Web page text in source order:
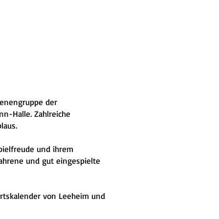
der
Halle. Zahlreiche
und ihrem
und gut eingespielte
von Leeheim und